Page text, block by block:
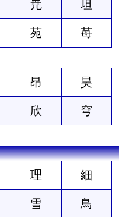
尭 坦
苑 苺
昂 昊
欣 穹
理 細
雪 鳥